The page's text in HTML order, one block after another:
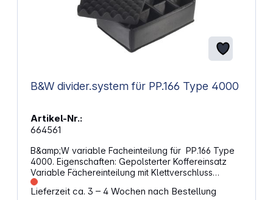
B&W divider.system für PP.166 Type 4000
Artikel-Nr.:
664561
B&amp;W variable Facheinteilung für PP.166 Type
4000. Eigenschaften: Gepolsterter Koffereinsatz
Variable Fächereinteilung mit Klettverschluss
Noppenschaum für den Deckel und Flausch im
Boden Individuelle Koffereinteilung für einen
Lieferzeit ca. 3 – 4 Wochen nach Bestellung